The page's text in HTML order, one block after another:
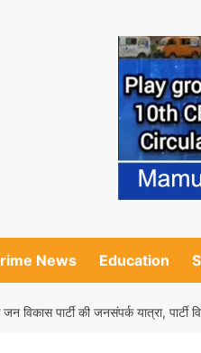
News Education
विकास पार्टी की जनसंपर्क यात्रा, पार्टी